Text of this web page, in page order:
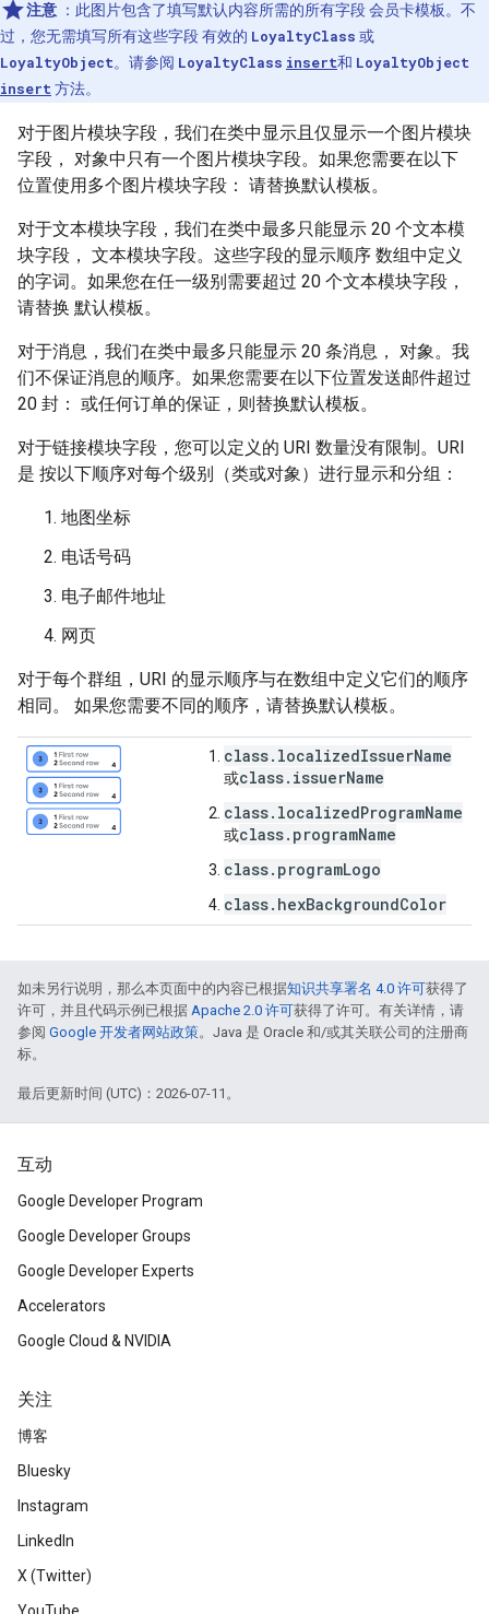
注意 ：此图片包含了填写默认内容所需的所有字段 会员卡模板。不
过，您无需填写所有这些字段 有效的 LoyaltyClass 或
LoyaltyObject。请参阅 LoyaltyClass insert和 LoyaltyObject
insert方法。
对于图片模块字段，我们在类中显示且仅显示一个图片模块
字段， 对象中只有一个图片模块字段。如果您需要在以下
位置使用多个图片模块字段： 请替换默认模板。
对于文本模块字段，我们在类中最多只能显示 20 个文本模
块字段， 文本模块字段。这些字段的显示顺序 数组中定义
的字词。如果您在任一级别需要超过 20 个文本模块字段，
请替换 默认模板。
对于消息，我们在类中最多只能显示 20 条消息， 对象。我
们不保证消息的顺序。如果您需要在以下位置发送邮件超过
20 封： 或任何订单的保证，则替换默认模板。
对于链接模块字段，您可以定义的 URI 数量没有限制。URI
是 按以下顺序对每个级别（类或对象）进行显示和分组：
地图坐标
电话号码
电子邮件地址
网页
对于每个群组，URI 的显示顺序与在数组中定义它们的顺序
相同。 如果您需要不同的顺序，请替换默认模板。
class.localizedIssuerName
或class.issuerName
class.localizedProgramName
或class.programName
class.programLogo
class.hexBackgroundColor
如未另行说明，那么本页面中的内容已根据知识共享署名 4.0 许可获得了
许可，并且代码示例已根据 Apache 2.0 许可获得了许可。有关详情，请
参阅 Google 开发者网站政策。Java 是 Oracle 和/或其关联公司的注册商
标。
最后更新时间 (UTC)：2026-07-11。
互动
Google Developer Program
Google Developer Groups
Google Developer Experts
Accelerators
Google Cloud & NVIDIA
关注
博客
Bluesky
Instagram
LinkedIn
X (Twitter)